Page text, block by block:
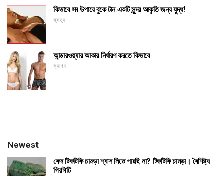
কিভাবে সব উপায়ে বুকে টান একটি সুন্দর আকৃতি জন্য যুদ্ধ!
স্বাস্থ্য
আন্ডারওয়্যার আকার নির্ধারণ করতে কিভাবে
ফ্যাশন
Newest
কেন টিকটিকি চামড়া শ্বাস নিতে পারছি না? টিকটিকি চামড়া। বৈশিষ্ট্য
গিরগিটি